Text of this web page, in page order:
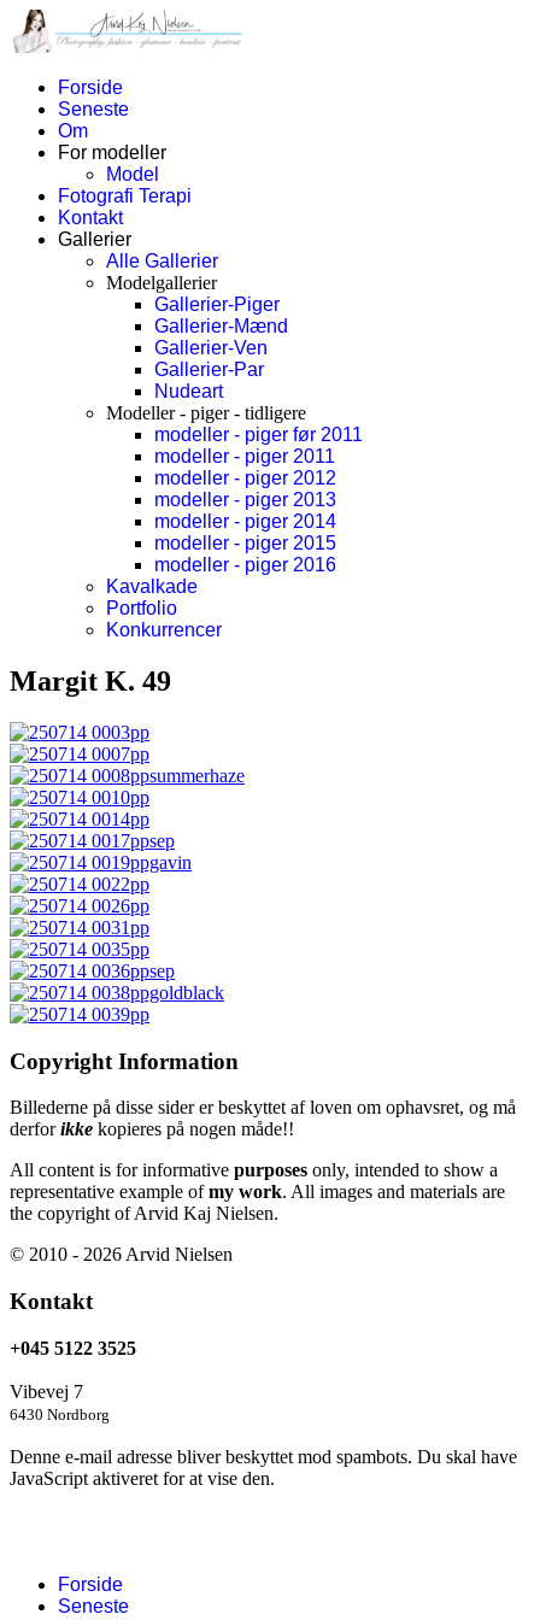
Forside
Seneste
Om
For modeller
Model
Fotografi Terapi
Kontakt
Gallerier
Alle Gallerier
Modelgallerier
Gallerier-Piger
Gallerier-Mænd
Gallerier-Ven
Gallerier-Par
Nudeart
Modeller - piger - tidligere
modeller - piger før 2011
modeller - piger 2011
modeller - piger 2012
modeller - piger 2013
modeller - piger 2014
modeller - piger 2015
modeller - piger 2016
Kavalkade
Portfolio
Konkurrencer
Margit K. 49
Copyright Information
Billederne på disse sider er beskyttet af loven om ophavsret, og må
derforikke kopieres på nogen måde!!
All content is for informative purposes only, intended to show a
representative example ofmy work. All images and materials are
the copyright of Arvid Kaj Nielsen.
© 2010 - 2026 Arvid Nielsen
Kontakt
+045 5122 3525
Vibevej 7
6430 Nordborg
Denne e-mail adresse bliver beskyttet mod spambots. Du skal have
JavaScript aktiveret for at vise den.
Forside
Seneste